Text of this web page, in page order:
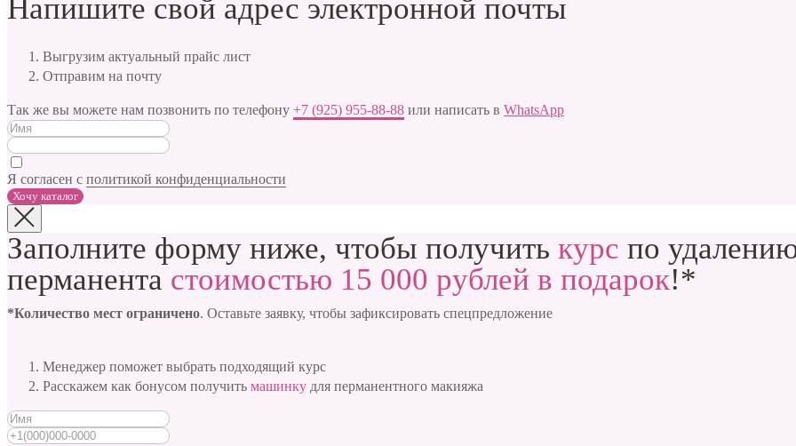
Напишите свой адрес электронной почты
Выгрузим актуальный прайс лист
Отправим на почту
Так же вы можете нам позвонить по телефону +7 (925) 955-88-88 или написать в WhatsApp
Я согласен с политикой конфиденциальности
Хочу каталог
Заполните форму ниже, чтобы получить курс по
перманента стоимостью 15 000 рублей в подарок!*
*Количество мест ограничено. Оставьте заявку, чтобы зафиксировать спецпредложение
Менеджер поможет выбрать подходящий курс
Расскажем как бонусом получить машинку для перманентного макияжа